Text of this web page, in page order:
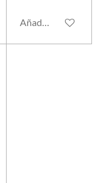
Añadir al carrito